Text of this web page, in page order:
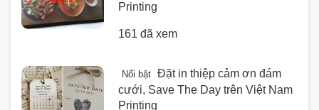
Printing
161 đã xem
Nổi bật
Đặt in thiệp cảm ơn đám
cưới, Save The Day trên Việt Nam
Printing